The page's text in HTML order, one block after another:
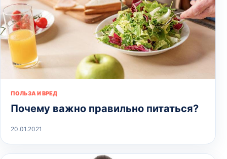
ПОЛЬЗА И ВРЕД
Почему важно правильно питаться?
20.01.2021